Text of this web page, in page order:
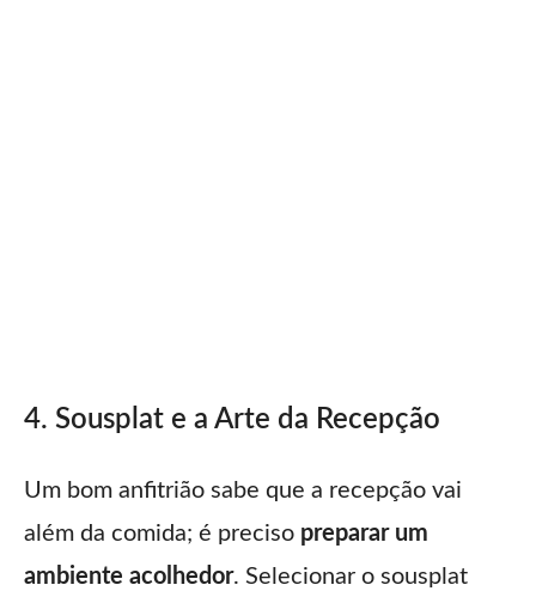
4. Sousplat e a Arte da Recepção
Um bom anfitrião sabe que a recepção vai
além da comida; é preciso preparar um
ambiente acolhedor. Selecionar o sousplat